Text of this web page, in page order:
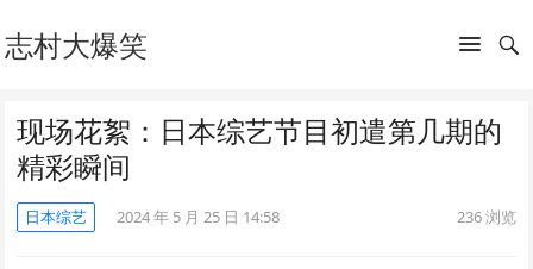
志村大爆笑
现场花絮：日本综艺节目初遣第几期的
精彩瞬间
日本综艺 2024 年 5 月 25 日 14:58 236浏览